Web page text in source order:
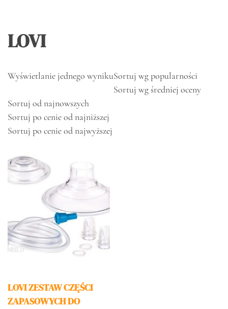
LOVI
Wyświetlanie jednego wynikuSortuj wg popularności
Sortuj wg średniej oceny
Sortuj od najnowszych
Sortuj po cenie od najniższej
Sortuj po cenie od najwyższej
LOVI ZESTAW CZĘŚCI
ZAPASOWYCH DO